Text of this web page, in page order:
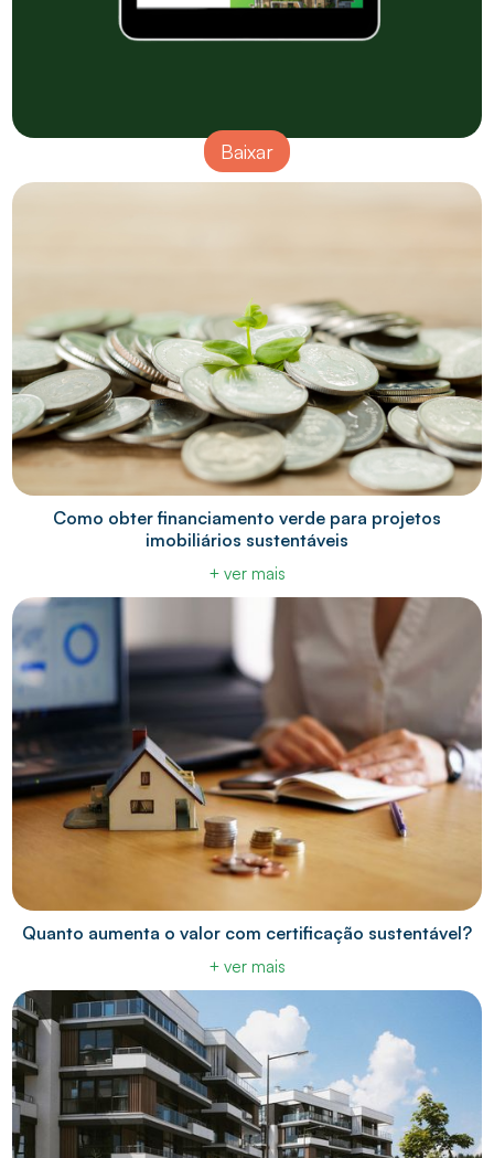
Baixar
Como obter financiamento verde para projetos
imobiliários sustentáveis
+ ver mais
Quanto aumenta o valor com certificação sustentável?
+ ver mais